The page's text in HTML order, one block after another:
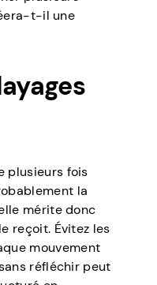
t-il une
plusieurs fois
la
mérite donc
reçoit. Évitez les
mouvement
réfléchir peut